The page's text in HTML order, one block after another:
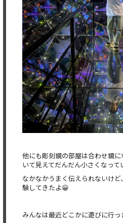
他にも彫刻鏡の部屋は合わせ鏡
いて見えてだんだん小さくなって
なかなかうまく伝えられないけ
験してきたよ😀
みんなは最近どこかに遊びに行